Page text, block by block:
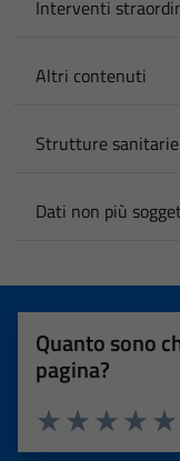
Interventi
Altri contenuti
Strutture
Dati non più
Quanto sono
pagina?
Valuta
Valuta 3
Valuta 2 stelle
Valuta 1 stelle su 5